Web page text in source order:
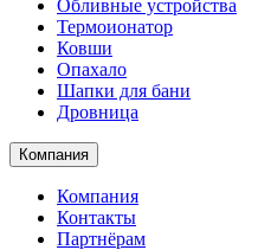
Обливные устройства
Термоионатор
Ковши
Опахало
Шапки для бани
Дровница
Компания
Компания
Контакты
Партнёрам